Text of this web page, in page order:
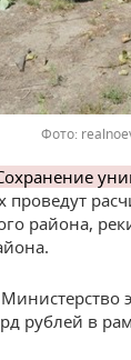
Фото:
проведут
района,
рублей в